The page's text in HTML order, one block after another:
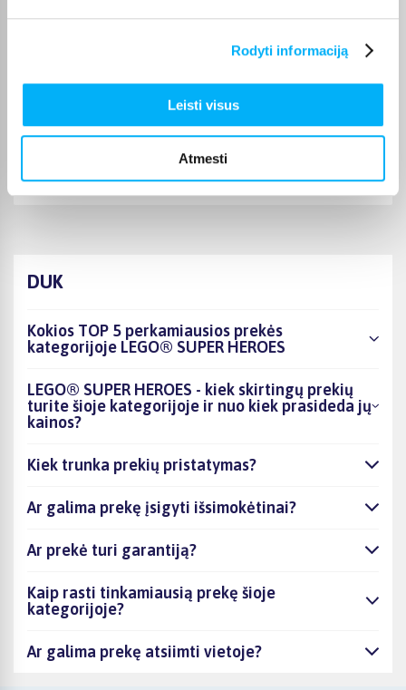
Rodyti informaciją
Leisti visus
Atmesti
Pirkėjų atsiliepimai apie prekes
Nerijus C.
Viskas greitai ir gerai
DUK
Kokios TOP 5 perkamiausios prekės
kategorijoje LEGO® SUPER HEROES
LEGO® SUPER HEROES - kiek skirtingų prekių
turite šioje kategorijoje ir nuo kiek prasideda jų
kainos?
Kiek trunka prekių pristatymas?
Ar galima prekę įsigyti išsimokėtinai?
Ar prekė turi garantiją?
Kaip rasti tinkamiausią prekę šioje
kategorijoje?
Ar galima prekę atsiimti vietoje?